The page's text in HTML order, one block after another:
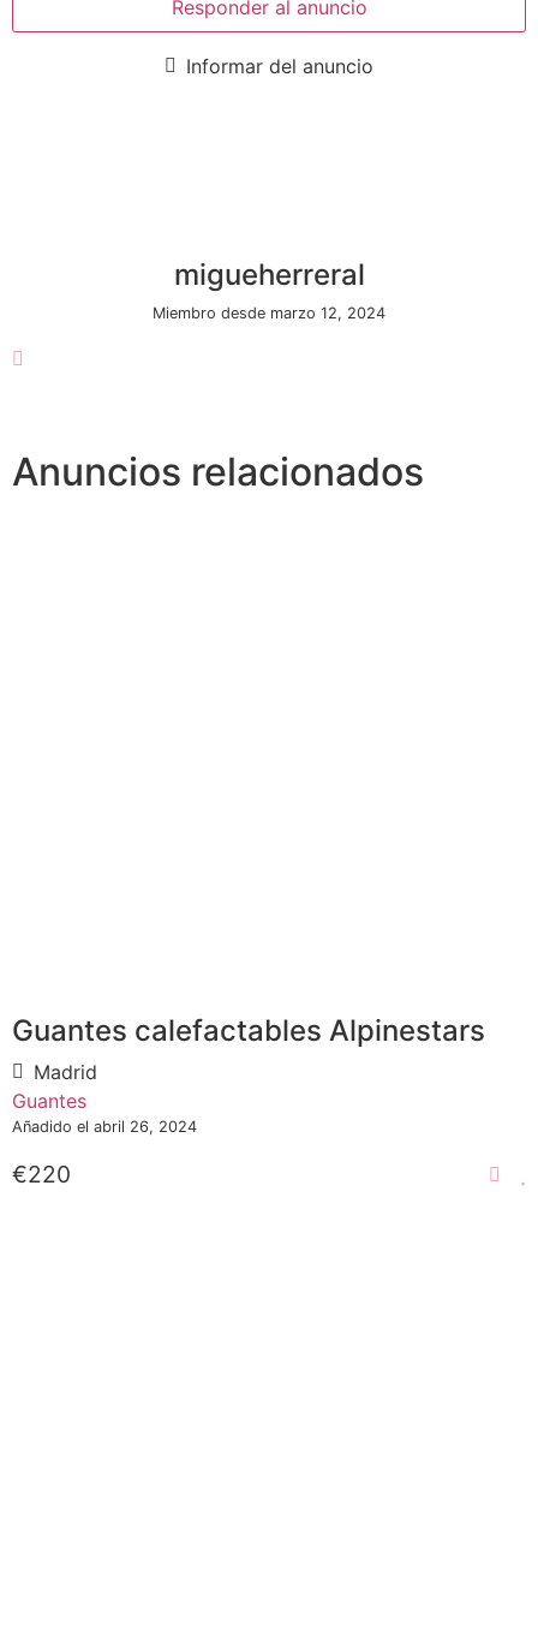
Responder al anuncio
Informar del anuncio
migueherreral
Miembro desde marzo 12, 2024
Anuncios relacionados
Guantes calefactables Alpinestars
Madrid
Guantes
Añadido el abril 26, 2024
€220